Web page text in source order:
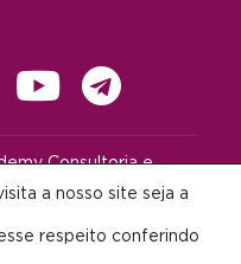
Consultoria e
|
a nosso site seja a
respeito conferindo